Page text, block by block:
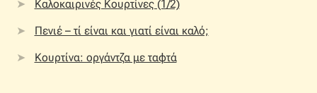
Καλοκαιρινές Κουρτίνες (1/2)
Πενιέ – τί είναι και γιατί είναι καλό;
Κουρτίνα: οργάντζα με ταφτά